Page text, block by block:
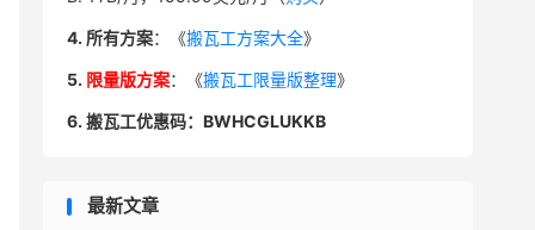
4. 所有方案：《搬瓦工方案大全》
5. 限量版方案：《搬瓦工限量版整理》
6. 搬瓦工优惠码：BWHCGLUKKB
最新文章